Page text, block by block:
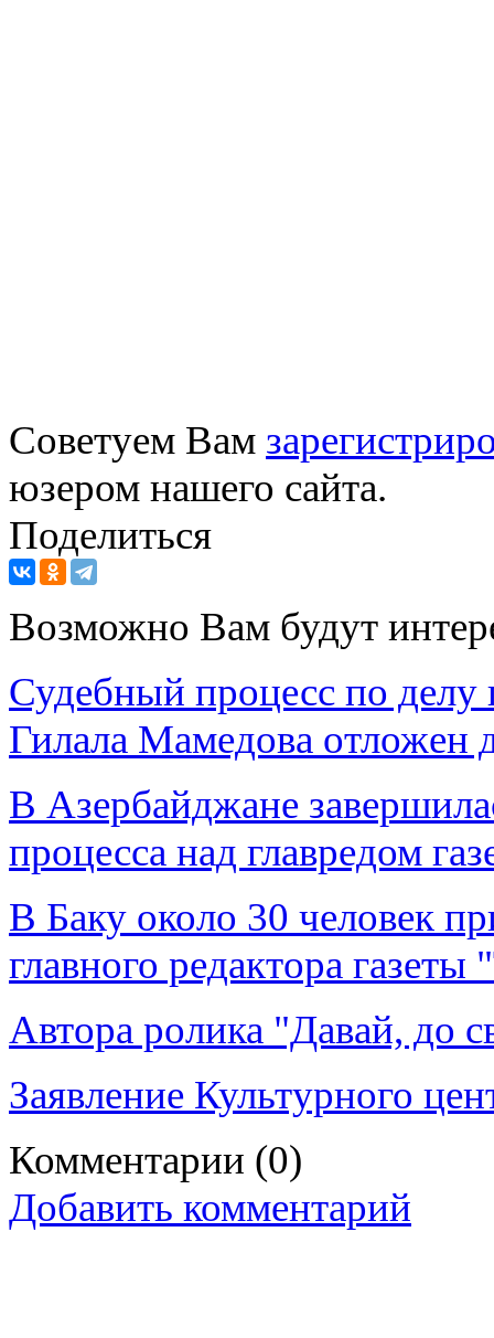
Советуем Вам
юзером нашего сайта.
Поделиться
Возможно Вам будут
Судебный процесс по делу
Гилала Мамедова отложен
В Азербайджане
процесса над главредом
В Баку около 30 человек
главного редактора
Автора ролика "Давай, до
Заявление Культурного
Комментарии (0)
Добавить комментарий